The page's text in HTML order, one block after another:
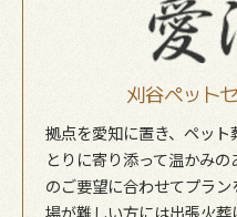
刈谷ペット
拠点を愛知に置き、ペッ
とりに寄り添って温かみ
のご要望に合わせてプラ
場が難しい方には出張火葬